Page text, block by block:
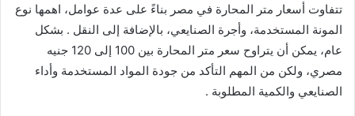
تتفاوت أسعار متر المحارة في مصر بناءً على عدة عوامل، اهمها نوع
المونة المستخدمة، وأجرة الصنايعي، بالإضافة إلى النقل . بشكل
عام، يمكن أن يتراوح سعر متر المحارة بين 100 إلى 120 جنيه
مصري، ولكن من المهم التأكد من جودة المواد المستخدمة وأداء
الصنايعي والكمية المطلوبة .